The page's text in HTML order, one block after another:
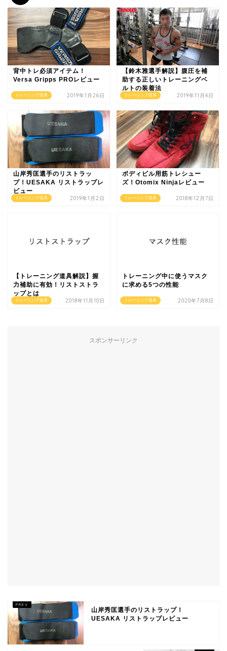
トレーニング道具
背中トレ必須アイテム！
Versa Gripps PROレビュー
2019年1月26日 トレーニング道具
【鈴木雅選手解説】腹圧を補
助する正しいトレーニングベ
ルトの装着法
2019年11月4日
トレーニング道具
山岸秀匡選手のリストラッ
プ！UESAKA リストラップレ
ビュー
2019年1月2日 トレーニング道具
ボディビル用筋トレシュー
ズ！Otomix Ninjaレビュー
2018年12月7日
トレーニング道具
【トレーニング道具解説】握
力補助に有効！リストストラ
ップとは
2018年11月10日 トレーニング道具
トレーニング中に使うマスク
に求める5つの性能
2020年7月8日
スポンサーリンク
山岸秀匡選手のリストラップ！
UESAKA リストラップレビュー